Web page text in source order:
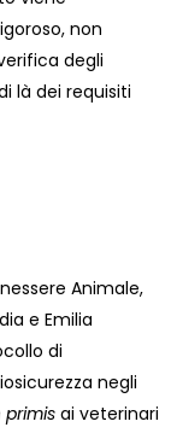
non
degli
là dei requisiti
Animale,
e Emilia
di
negli
primisai veterinari